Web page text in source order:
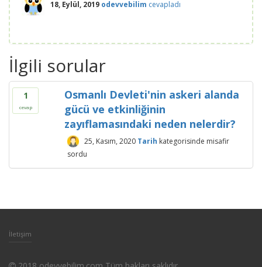
18, Eylül, 2019 odevvebilim cevapladı
İlgili sorular
1
cevap
Osmanlı Devleti'nin askeri alanda
gücü ve etkinliğinin
zayıflamasındaki neden nelerdir?
25, Kasım, 2020 Tarih kategorisinde misafir
sordu
İletişim